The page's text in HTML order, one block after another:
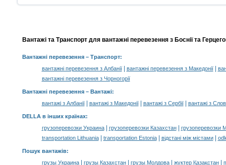
Вантажі та Транспорт для вантажні перевезення з Боснії та
Вантажні перевезення– Транспорт:
вантажні перевезення з Албанії| вантажні перевезення з Македонії|
вантажні перевезення з Чорногорії
Вантажні перевезення – Вантажі:
вантажі з Албанії| вантажі з Македонії| вантажі з Сербії| вантажі з
DELLA в інших країнах:
грузоперевозки Украина| грузоперевозки Казахстан|
грузоперевозки
transportation Lithuania| transportation Estonia| відстані між містами|
Пошук вантажів:
грузы Украина| грузы Казахстан| грузы Молдова| жүктер Қазақстан|